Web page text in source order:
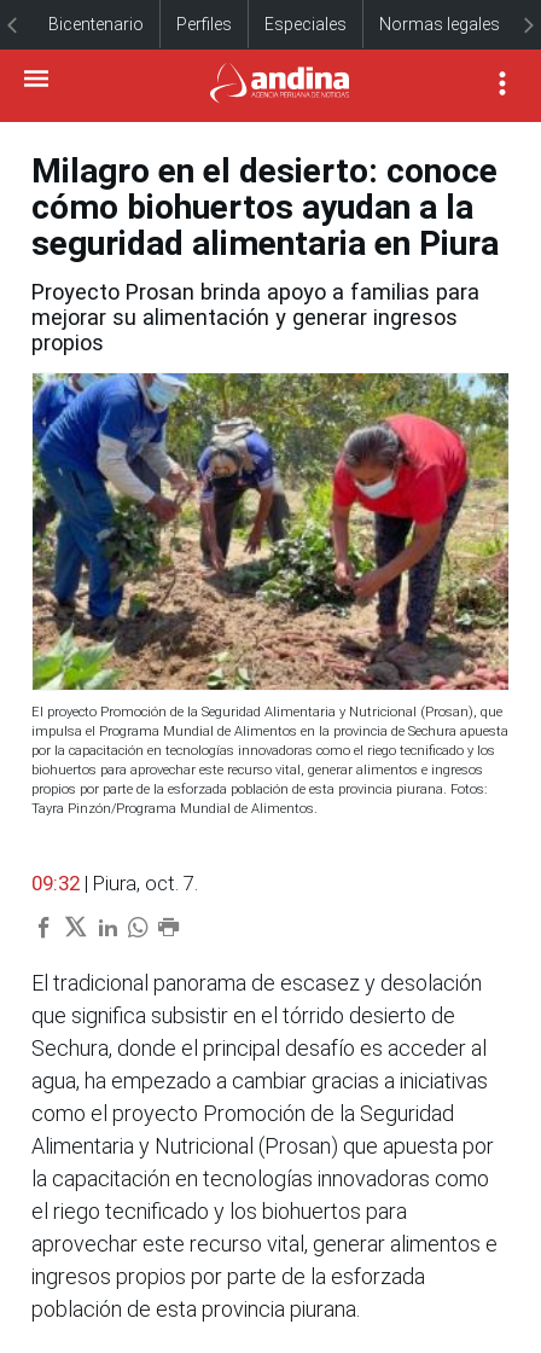
Bicentenario Perfiles Especiales Normas legales
Milagro en el desierto: conoce
cómo biohuertos ayudan a la
seguridad alimentaria en Piura
Proyecto Prosan brinda apoyo a familias para
mejorar su alimentación y generar ingresos
propios
El proyecto Promoción de la Seguridad Alimentaria y Nutricional (Prosan), que
impulsa el Programa Mundial de Alimentos en la provincia de Sechura apuesta
por la capacitación en tecnologías innovadoras como el riego tecnificado y los
biohuertos para aprovechar este recurso vital, generar alimentos e ingresos
propios por parte de la esforzada población de esta provincia piurana. Fotos:
Tayra Pinzón/Programa Mundial de Alimentos.
09:32 | Piura, oct. 7.
El tradicional panorama de escasez y desolación
que significa subsistir en el tórrido desierto de
Sechura, donde el principal desafío es acceder al
agua, ha empezado a cambiar gracias a iniciativas
como el proyecto Promoción de la Seguridad
Alimentaria y Nutricional (Prosan) que apuesta por
la capacitación en tecnologías innovadoras como
el riego tecnificado y los biohuertos para
aprovechar este recurso vital, generar alimentos e
ingresos propios por parte de la esforzada
población de esta provincia piurana.